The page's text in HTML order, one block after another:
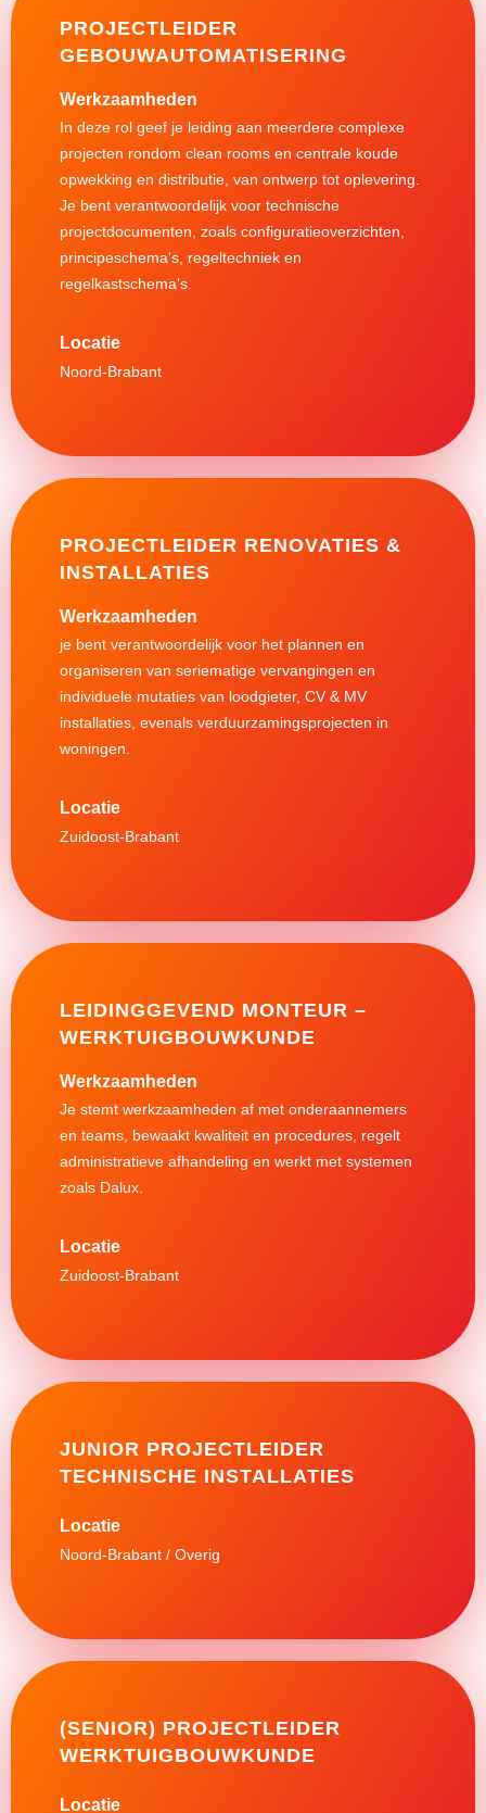
PROJECTLEIDER
GEBOUWAUTOMATISERING
Werkzaamheden
In deze rol geef je leiding aan meerdere complexe
projecten rondom clean rooms en centrale koude
opwekking en distributie, van ontwerp tot oplevering.
Je bent verantwoordelijk voor technische
projectdocumenten, zoals configuratieoverzichten,
principeschema's, regeltechniek en
regelkastschema's.
Noord-Brabant
PROJECTLEIDER RENOVATIES &
INSTALLATIES
Werkzaamheden
je bent verantwoordelijk voor het plannen en
organiseren van seriematige vervangingen en
individuele mutaties van loodgieter, CV & MV
installaties, evenals verduurzamingsprojecten in
woningen.
Zuidoost-Brabant
LEIDINGGEVEND MONTEUR –
WERKTUIGBOUWKUNDE
Werkzaamheden
Je stemt werkzaamheden af met onderaannemers
en teams, bewaakt kwaliteit en procedures, regelt
administratieve afhandeling en werkt met systemen
zoals Dalux.
Zuidoost-Brabant
JUNIOR PROJECTLEIDER
TECHNISCHE INSTALLATIES
Noord-Brabant / Overig
(SENIOR) PROJECTLEIDER
WERKTUIGBOUWKUNDE